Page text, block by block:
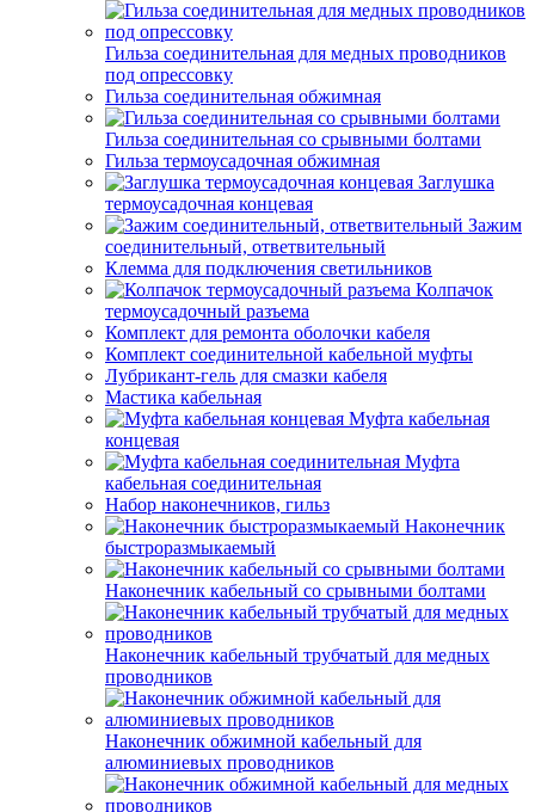
Гильза соединительная для медных проводников
под опрессовку
Гильза соединительная обжимная
Гильза соединительная со срывными болтами
Гильза термоусадочная обжимная
Заглушка
термоусадочная концевая
Зажим
соединительный, ответвительный
Клемма для подключения светильников
Колпачок
термоусадочный разъема
Комплект для ремонта оболочки кабеля
Комплект соединительной кабельной муфты
Лубрикант-гель для смазки кабеля
Мастика кабельная
Муфта кабельная
концевая
Муфта
кабельная соединительная
Набор наконечников, гильз
Наконечник
быстроразмыкаемый
Наконечник кабельный со срывными болтами
Наконечник кабельный трубчатый для медных
проводников
Наконечник обжимной кабельный для
алюминиевых проводников